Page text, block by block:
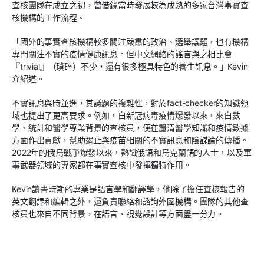
查核團隊在成立之初，曾借鏡當時發展較為成熟的多家台灣事實查
核機構的工作流程。
「國外的事實查核機構較多關注嚴肅的政治、選舉議題，也有機構
專門關注不實的疫情健康訊息。但中文網絡的謠言與之相比會
『trivial』（瑣碎）不少，還有很多極具特色的養生訊息。」Kevin
介紹道。
不實訊息與時並進，其議題的複雜性，對於fact-checker的知識領
域也提出了更高要求。例如，自新冠病毒疫情爆發以來，來自數
學、統計和醫學專業背景的查核員，便在釐清醫學知識和疫情數據
方面作出貢獻，幫助遏止與疫苗相關的不實訊息和陰謀論的傳播。
2022年的俄烏戰爭爆發以來，熟識俄語和烏克蘭語的人士，以及軍
事武器領域的專家都在事實查核中發揮獨特作用。
Kevin讀書時期的專業是語言學和翻譯學，他除了擔任查核報告的
英文翻譯和編輯之外，還負責聯絡和諮詢外國機構。團隊的其他查
核員也來自不同背景，在語言、視覺設計等方面盡一分力。